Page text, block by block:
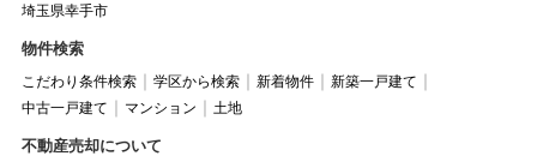
埼玉県幸手市
物件検索
こだわり条件検索 学区から検索 新着物件
新築一戸建て
中古一戸建て
マンション 土地
不動産売却について